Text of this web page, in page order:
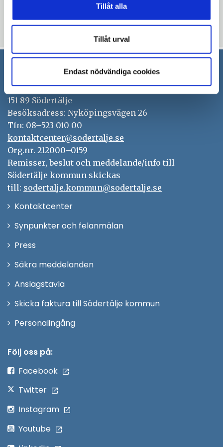
Tillåt alla
Tillåt urval
Endast nödvändiga cookies
Sandberg, tf stadsdirektör, tel 0708-518 106
Uppdaterad: 2023-05-16
Södertälje kommun
151 89 Södertälje
Besöksadress: Nyköpingsvägen 26
Tfn: 08–523 010 00
kontaktcenter@sodertalje.se
Org.nr. 212000–0159
Remisser, beslut och meddelande/info till
Södertälje kommun skickas
till: sodertalje.kommun@sodertalje.se
KontaktcenterÖppna
Synpunkter och felanmälan
Press
fönster
Säkra meddelanden
Anslagstavla
Skicka faktura till Södertälje kommun
PersonalingångÖppna
Följ oss på:
Facebook
Twitter
Instagram
Youtube